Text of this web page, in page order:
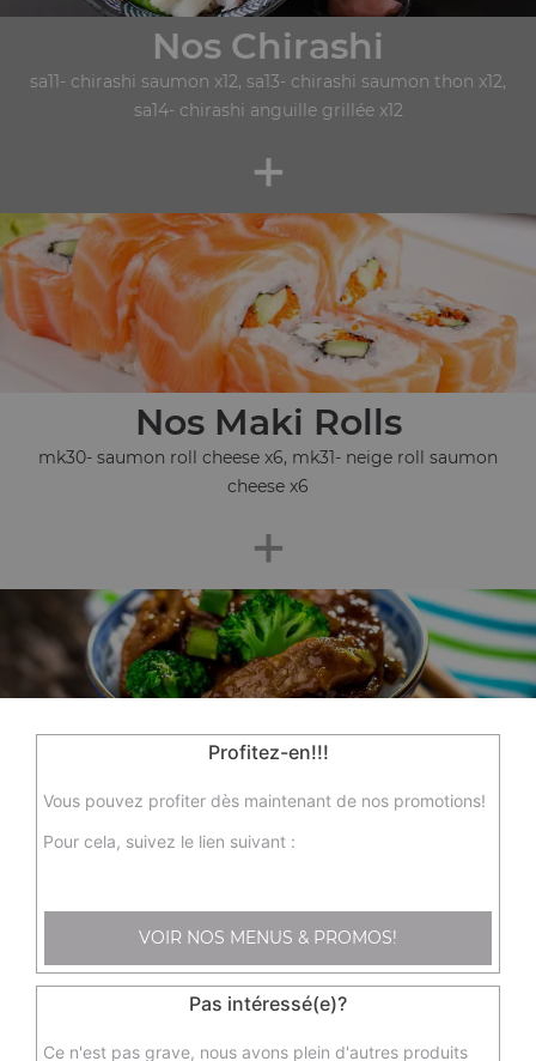
Nos Chirashi
sa11- chirashi saumon x12, sa13- chirashi saumon thon x12,
sa14- chirashi anguille grillée x12
+
Nos Maki Rolls
mk30- saumon roll cheese x6, mk31- neige roll saumon
cheese x6
+
Nos Spécialités Chinoises
sp1 - nouille sauté aux légumes, sp3 - wok boeuf sauté aux
+
Profitez-en!!!
Vous pouvez profiter dès maintenant de nos promotions!
Pour cela, suivez le lien suivant :
VOIR NOS MENUS & PROMOS!
Pas intéressé(e)?
Ce n'est pas grave, nous avons plein d'autres produits